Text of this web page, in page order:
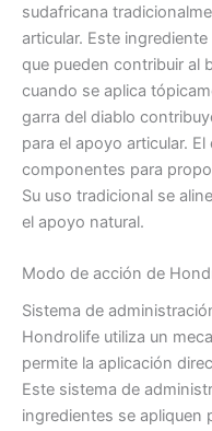
sudafricana
articular. Este
que pueden contribuir al
cuando se aplica
garra del diablo
para el apoyo articular.
componentes para
Su uso tradicional se
el apoyo natural.
Modo de acción de
Sistema de
Hondrolife utiliza un
permite la aplicación
Este sistema de
ingredientes se apliquen